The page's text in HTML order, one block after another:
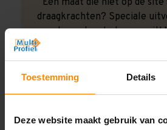
Toestemming Details
Deze website maakt gebruik van
draagkrachten? Speciale
experts werken het graag uit!
Contact met